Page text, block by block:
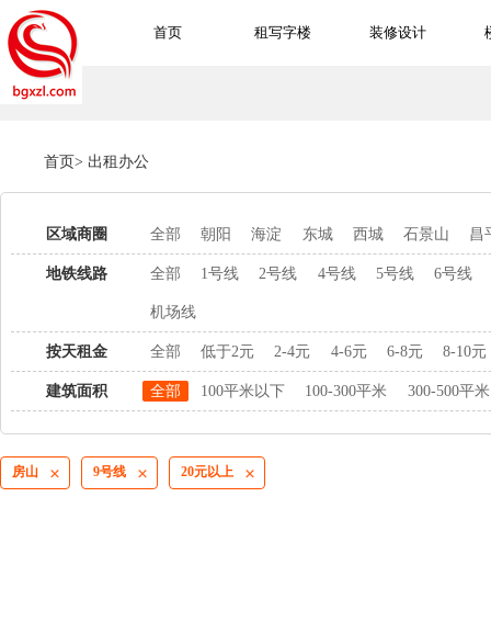
首页 租写字楼 装修设计
首页> 出租办公
区域商圈 全部 朝阳 海淀 东城 西城 石景山 昌
地铁线路 全部 1号线 2号线 4号线 5号线 6号线
机场线
按天租金 全部 低于2元 2-4元 4-6元 6-8元 8-10元
建筑面积 全部 100平米以下 100-300平米 300-500平米
房山  9号线  20元以上 